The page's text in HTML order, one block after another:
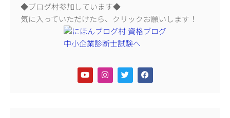
◆ブログ村参加しています◆
気に入っていただけたら、クリックお願いします！